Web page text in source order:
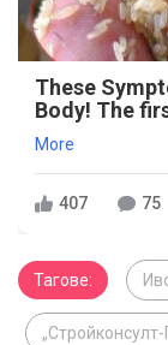
These
Body! The
More
407 75
Тагове: